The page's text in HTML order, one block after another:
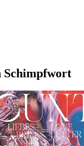
Schimpfwort